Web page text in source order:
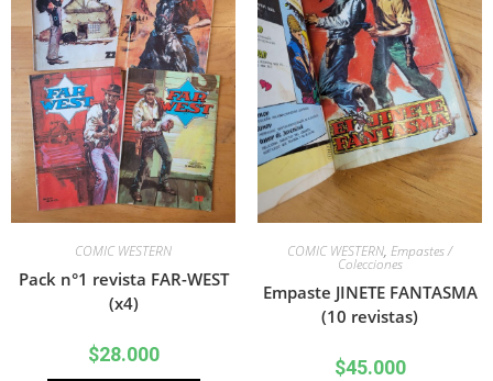
COMIC WESTERN
Pack n°1 revista FAR-WEST
(x4)
$28.000
COMIC WESTERN, Empastes /
Colecciones
Empaste JINETE FANTASMA
(10 revistas)
$45.000